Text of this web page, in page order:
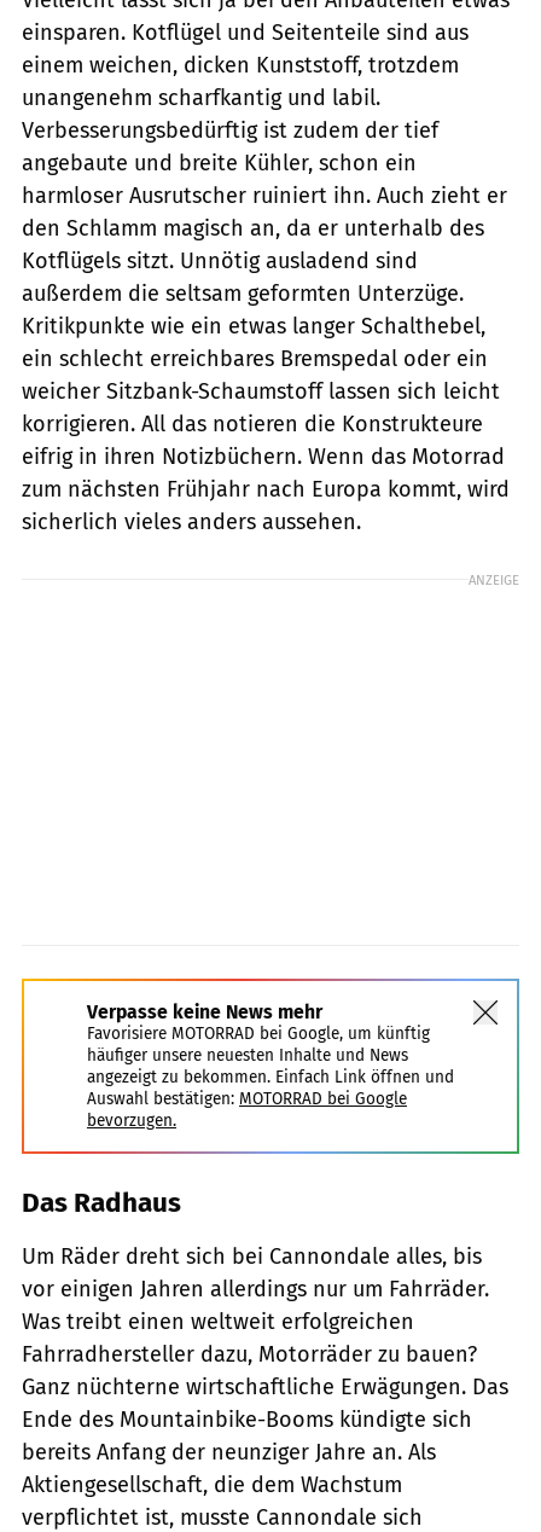
einsparen. Kotflügel und Seitenteile sind aus
einem weichen, dicken Kunststoff, trotzdem
unangenehm scharfkantig und labil.
Verbesserungsbedürftig ist zudem der tief
angebaute und breite Kühler, schon ein
harmloser Ausrutscher ruiniert ihn. Auch zieht er
den Schlamm magisch an, da er unterhalb des
Kotflügels sitzt. Unnötig ausladend sind
außerdem die seltsam geformten Unterzüge.
Kritikpunkte wie ein etwas langer Schalthebel,
ein schlecht erreichbares Bremspedal oder ein
weicher Sitzbank-Schaumstoff lassen sich leicht
korrigieren. All das notieren die Konstrukteure
eifrig in ihren Notizbüchern. Wenn das Motorrad
zum nächsten Frühjahr nach Europa kommt, wird
sicherlich vieles anders aussehen.
ANZEIGE
Verpasse keine News mehr
Favorisiere MOTORRAD bei Google, um künftig
häufiger unsere neuesten Inhalte und News
angezeigt zu bekommen. Einfach Link öffnen und
Auswahl bestätigen: MOTORRAD bei Google
bevorzugen.
Das Radhaus
Um Räder dreht sich bei Cannondale alles, bis
vor einigen Jahren allerdings nur um Fahrräder.
Was treibt einen weltweit erfolgreichen
Fahrradhersteller dazu, Motorräder zu bauen?
Ganz nüchterne wirtschaftliche Erwägungen. Das
Ende des Mountainbike-Booms kündigte sich
bereits Anfang der neunziger Jahre an. Als
Aktiengesellschaft, die dem Wachstum
verpflichtet ist, musste Cannondale sich